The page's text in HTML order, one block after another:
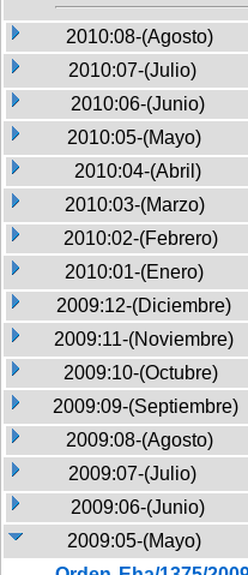
2010:08-(Agosto)
2010:07-(Julio)
2010:06-(Junio)
2010:05-(Mayo)
2010:04-(Abril)
2010:03-(Marzo)
2010:02-(Febrero)
2010:01-(Enero)
2009:12-(Diciembre)
2009:11-(Noviembre)
2009:10-(Octubre)
2009:09-(Septiembre)
2009:08-(Agosto)
2009:07-(Julio)
2009:06-(Junio)
2009:05-(Mayo)